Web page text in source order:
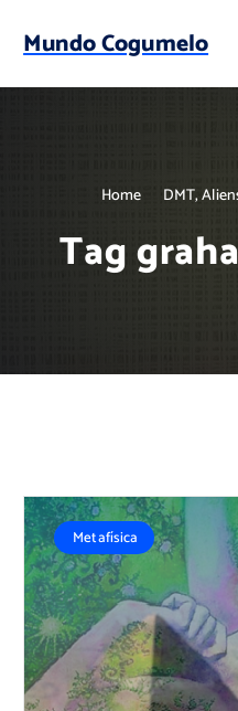
p
Mundo Cogumelo
Home DMT,
Tag
Metafísica